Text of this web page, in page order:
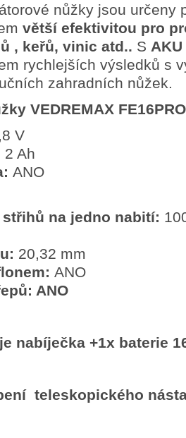
nůžky jsou určeny
větší efektivitou pro
, keřů, vinic atd.. S AKU
rychlejších výsledků s
zahradních nůžek.
VEDREMAX
V
2 Ah
ANO
na jedno nabití:
20,32 mm
ANO
ANO
nabíječka +1x baterie
teleskopického